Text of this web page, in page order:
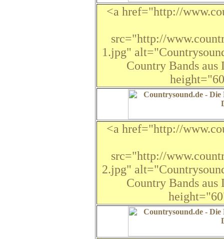
<a href="http://
src="http://
1.jpg"
Country Bands
<a href="http://
src="http://
2.jpg"
Country Bands